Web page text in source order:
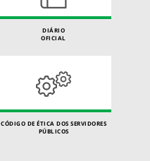
DIÁRIO
OFICIAL
CÓDIGO DE ÉTICA DOS SERVIDORES
PÚBLICOS